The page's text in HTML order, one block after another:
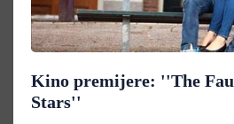
Kino premijere: ''The
Stars''